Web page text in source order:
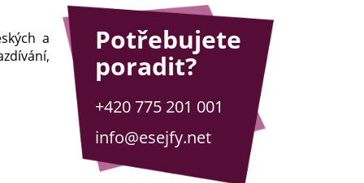
a
Potřebujete
poradit?
+420 775 201 001
info@esejfy.net